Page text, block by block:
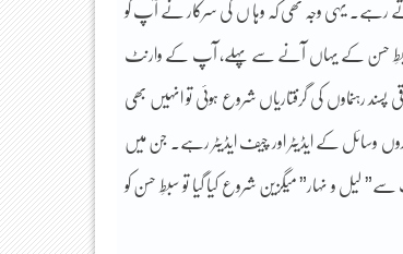
رہے۔ یہی وجہ تھی کہ وہا ں کی سرکار نے آپ کو
سبطِ حسن کے یہاں آنے سے پہلے، آپ کے وارنٹ
پسند رہنماوں کی گرفتاریاں شروع ہوئی تو انہیں بھی
جریدوں وسائل کے ایڈیٹر اور چیف ایڈیٹر رہے۔ جن میں
سے” لیل و نہار” میگزین شروع کیا گیا تو سبطِ حسن کو